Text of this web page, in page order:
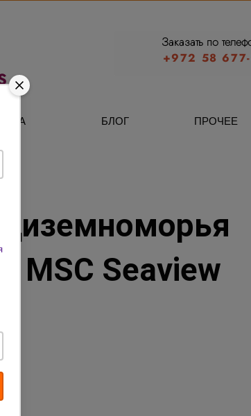
+972 58
Заказать по
СПА БЛОГ ПРОЧЕЕ
MSC Seaview